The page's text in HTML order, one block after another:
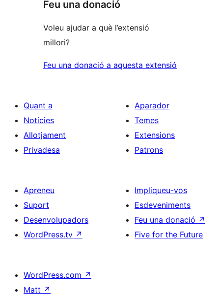
Feu una donació
Voleu ajudar a què l’extensió
millori?
Feu una donació a aquesta extensió
Quant a
Notícies
Allotjament
Privadesa
Aparador
Temes
Extensions
Patrons
Apreneu
Suport
Desenvolupadors
WordPress.tv ↗
Impliqueu-vos
Esdeveniments
Feu una donació ↗
Five for the Future
WordPress.com ↗
Matt ↗